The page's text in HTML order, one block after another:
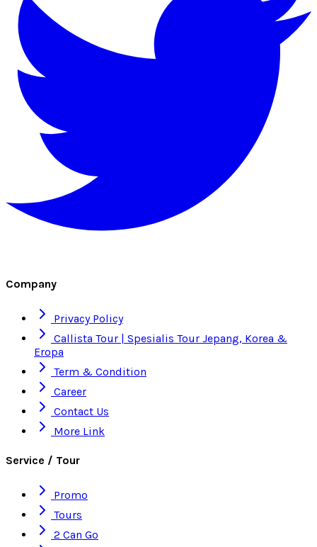
Company
Privacy Policy
Callista Tour | Spesialis Tour Jepang, Korea &
Eropa
Term & Condition
Career
Contact Us
More Link
Service / Tour
Promo
Tours
2 Can Go